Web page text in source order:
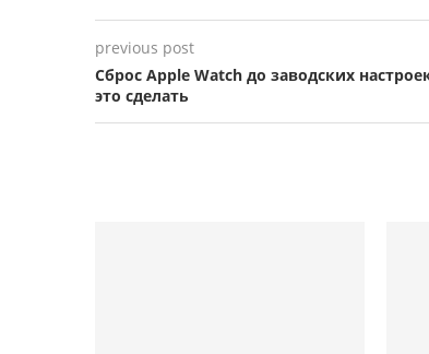
previous post
Сброс Apple Watch до заводских
это сделать